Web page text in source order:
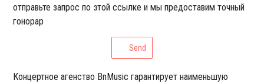
отправьте запрос по этой ссылке и мы предоставим точный
гонорар
Send
Концертное агенство BnMusic гарантирует наименьшую